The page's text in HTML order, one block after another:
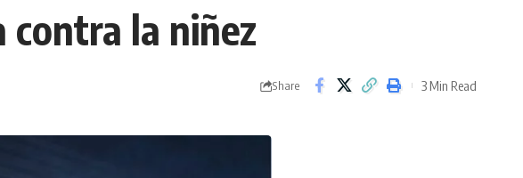
la niñez
Share 3 Min Read